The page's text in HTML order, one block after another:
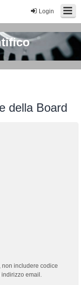
Login
della Board
non includere codice
indirizzo email.